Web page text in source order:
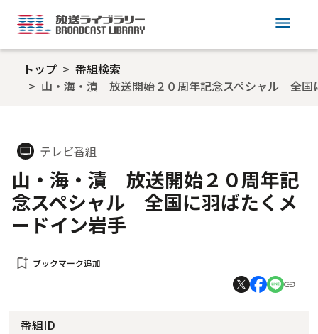
menu
トップ
番組検索
山・海・漬 放送開始２０周年記念スペシャル 全国
tv テレビ番組
山・海・漬 放送開始２０周年記
念スペシャル 全国に羽ばたくメ
ードイン岩手
bookmark_add ブックマーク追加
番組ID